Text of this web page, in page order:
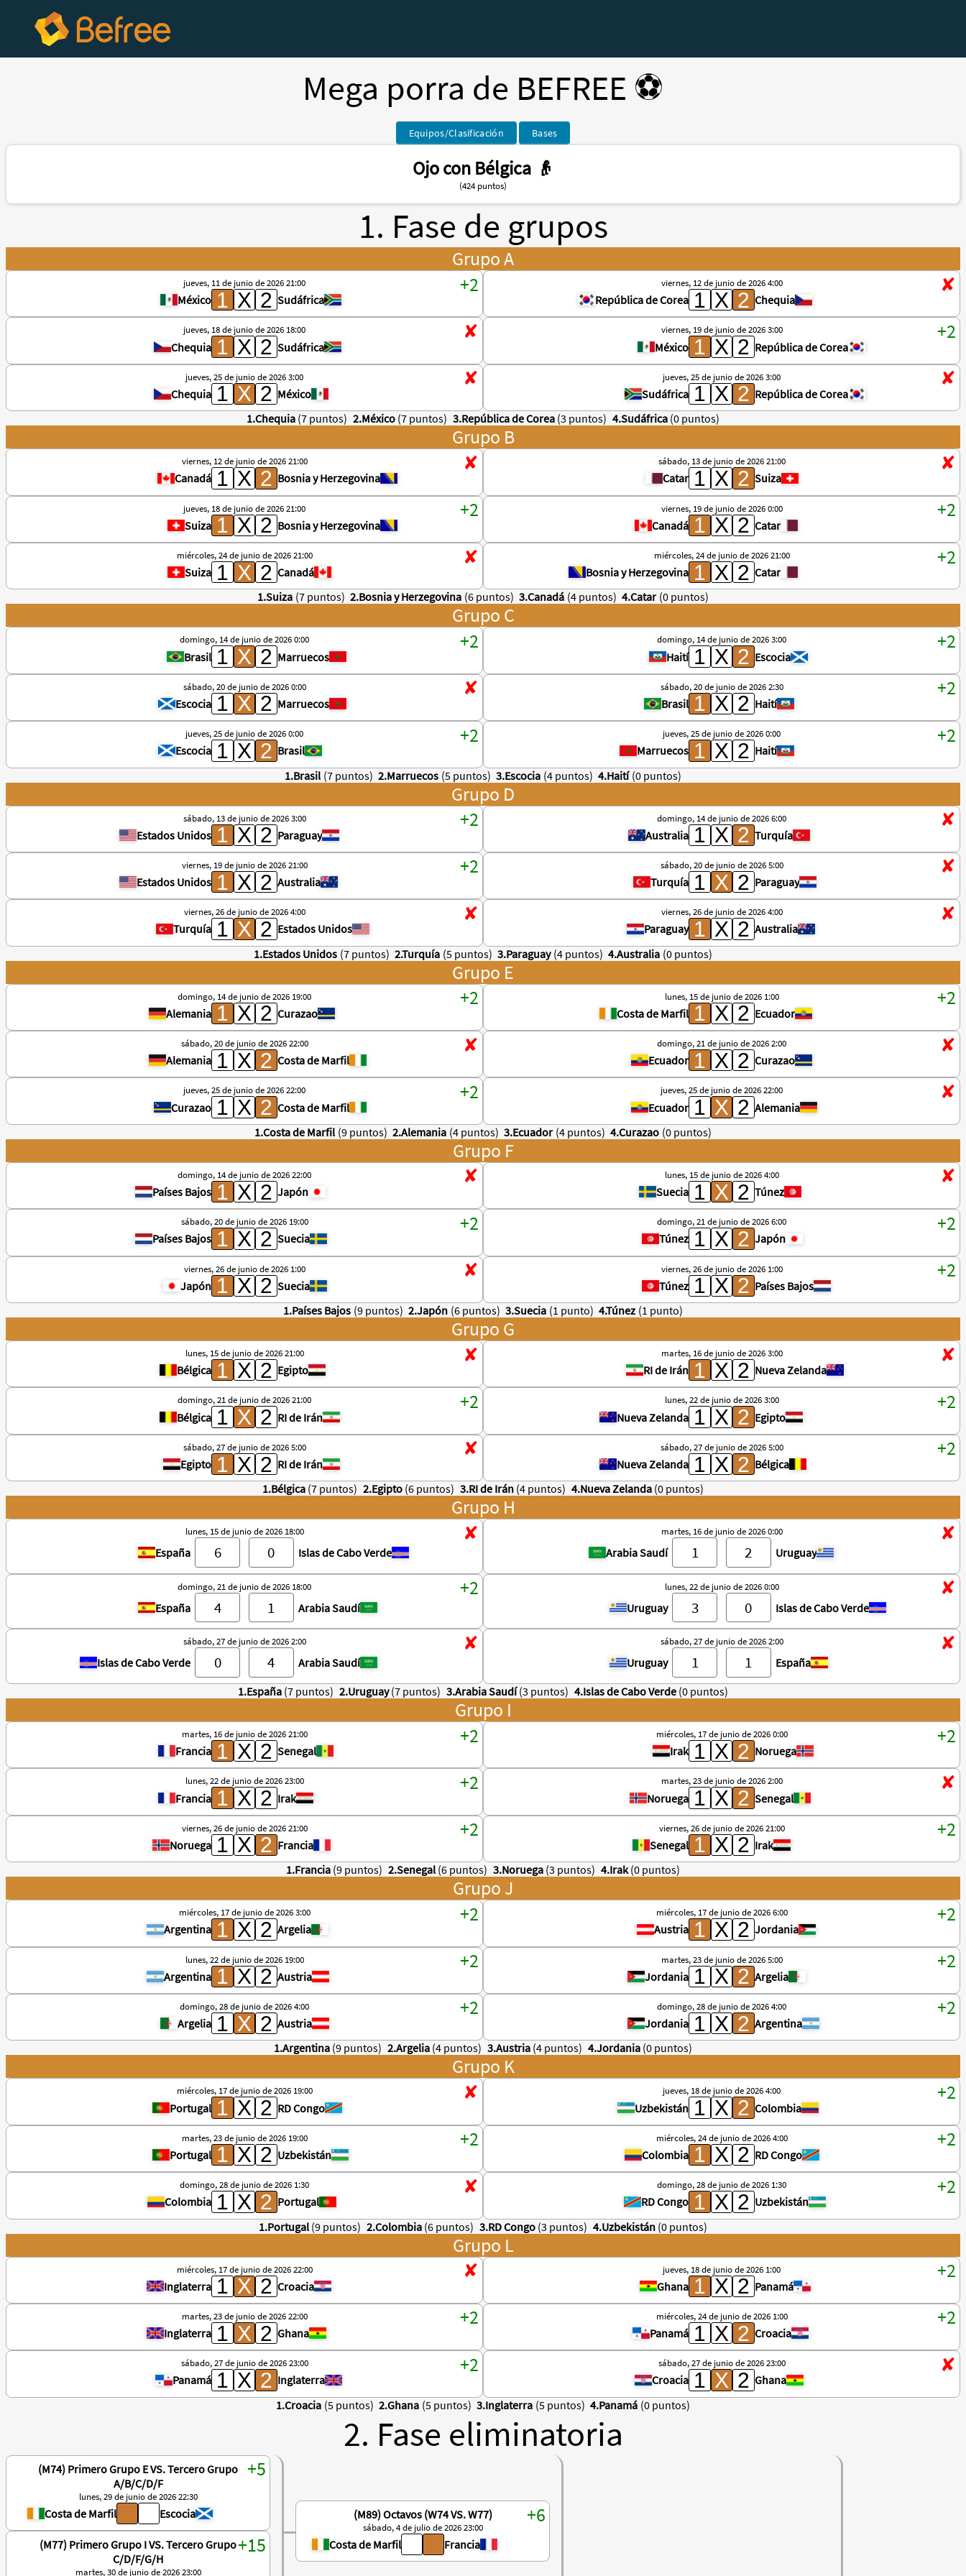
Mega porra de BEFREE ⚽️
Equipos/Clasificación Bases
Ojo con Bélgica 👴
(424 puntos)
1. Fase de grupos
Grupo A
jueves, 11 de junio de 2026 21:00
México Sudáfrica
viernes, 12 de junio de 2026 4:00
República de Corea Chequia
jueves, 18 de junio de 2026 18:00
Chequia Sudáfrica
viernes, 19 de junio de 2026 3:00
México República de Corea
jueves, 25 de junio de 2026 3:00
Chequia México
jueves, 25 de junio de 2026 3:00
Sudáfrica
República de Corea
1.Chequia (7 puntos) 2.México (7 puntos) 3.República de Corea (3 puntos) 4.Sudáfrica (0 puntos)
Grupo B
viernes, 12 de junio de 2026 21:00
Canadá Bosnia y Herzegovina
sábado, 13 de junio de 2026 21:00
Catar Suiza
jueves, 18 de junio de 2026 21:00
Suiza Bosnia y Herzegovina
viernes, 19 de junio de 2026 0:00
Canadá Catar
miércoles, 24 de junio de 2026 21:00
Suiza Canadá
miércoles, 24 de junio de 2026 21:00
Bosnia y Herzegovina
Catar
1.Suiza (7 puntos) 2.Bosnia y Herzegovina (6 puntos) 3.Canadá (4 puntos) 4.Catar (0 puntos)
Grupo C
domingo, 14 de junio de 2026 0:00
Brasil Marruecos
domingo, 14 de junio de 2026 3:00
Haití Escocia
sábado, 20 de junio de 2026 0:00
Escocia Marruecos
sábado, 20 de junio de 2026 2:30
Brasil Haití
jueves, 25 de junio de 2026 0:00
Escocia Brasil
jueves, 25 de junio de 2026 0:00
Marruecos
Haití
1.Brasil (7 puntos) 2.Marruecos (5 puntos) 3.Escocia (4 puntos) 4.Haití (0 puntos)
Grupo D
sábado, 13 de junio de 2026 3:00
Estados Unidos Paraguay
domingo, 14 de junio de 2026 6:00
Australia Turquía
viernes, 19 de junio de 2026 21:00
Estados Unidos Australia
sábado, 20 de junio de 2026 5:00
Turquía Paraguay
viernes, 26 de junio de 2026 4:00
Turquía Estados Unidos
viernes, 26 de junio de 2026 4:00
Paraguay
Australia
1.Estados Unidos (7 puntos) 2.Turquía (5 puntos) 3.Paraguay (4 puntos) 4.Australia (0 puntos)
Grupo E
domingo, 14 de junio de 2026 19:00
Alemania Curazao
lunes, 15 de junio de 2026 1:00
Costa de Marfil Ecuador
sábado, 20 de junio de 2026 22:00
Alemania Costa de Marfil
domingo, 21 de junio de 2026 2:00
Ecuador Curazao
jueves, 25 de junio de 2026 22:00
Curazao Costa de Marfil
jueves, 25 de junio de 2026 22:00
Ecuador
Alemania
1.Costa de Marfil (9 puntos) 2.Alemania (4 puntos) 3.Ecuador (4 puntos) 4.Curazao (0 puntos)
Grupo F
domingo, 14 de junio de 2026 22:00
Países Bajos Japón
lunes, 15 de junio de 2026 4:00
Suecia Túnez
sábado, 20 de junio de 2026 19:00
Países Bajos Suecia
domingo, 21 de junio de 2026 6:00
Túnez Japón
viernes, 26 de junio de 2026 1:00
Japón Suecia
viernes, 26 de junio de 2026 1:00
Túnez
Países Bajos
1.Países Bajos (9 puntos) 2.Japón (6 puntos) 3.Suecia (1 punto) 4.Túnez (1 punto)
Grupo G
lunes, 15 de junio de 2026 21:00
Bélgica Egipto
martes, 16 de junio de 2026 3:00
RI de Irán Nueva Zelanda
domingo, 21 de junio de 2026 21:00
Bélgica RI de Irán
lunes, 22 de junio de 2026 3:00
Nueva Zelanda Egipto
sábado, 27 de junio de 2026 5:00
Egipto RI de Irán
sábado, 27 de junio de 2026 5:00
Nueva Zelanda
Bélgica
1.Bélgica (7 puntos) 2.Egipto (6 puntos) 3.RI de Irán (4 puntos) 4.Nueva Zelanda (0 puntos)
Grupo H
lunes, 15 de junio de 2026 18:00
España Islas de Cabo Verde
martes, 16 de junio de 2026 0:00
Arabia Saudí Uruguay
domingo, 21 de junio de 2026 18:00
España Arabia Saudí
lunes, 22 de junio de 2026 0:00
Uruguay Islas de Cabo Verde
sábado, 27 de junio de 2026 2:00
Islas de Cabo Verde Arabia Saudí
sábado, 27 de junio de 2026 2:00
Uruguay
España
1.España (7 puntos) 2.Uruguay (7 puntos) 3.Arabia Saudí (3 puntos) 4.Islas de Cabo Verde (0 puntos)
Grupo I
martes, 16 de junio de 2026 21:00
Francia Senegal
miércoles, 17 de junio de 2026 0:00
Irak Noruega
lunes, 22 de junio de 2026 23:00
Francia Irak
martes, 23 de junio de 2026 2:00
Noruega Senegal
viernes, 26 de junio de 2026 21:00
Noruega Francia
viernes, 26 de junio de 2026 21:00
Senegal
Irak
1.Francia (9 puntos) 2.Senegal (6 puntos) 3.Noruega (3 puntos) 4.Irak (0 puntos)
Grupo J
miércoles, 17 de junio de 2026 3:00
Argentina Argelia
miércoles, 17 de junio de 2026 6:00
Austria Jordania
lunes, 22 de junio de 2026 19:00
Argentina Austria
martes, 23 de junio de 2026 5:00
Jordania Argelia
domingo, 28 de junio de 2026 4:00
Argelia Austria
domingo, 28 de junio de 2026 4:00
Jordania
Argentina
1.Argentina (9 puntos) 2.Argelia (4 puntos) 3.Austria (4 puntos) 4.Jordania (0 puntos)
Grupo K
miércoles, 17 de junio de 2026 19:00
Portugal RD Congo
jueves, 18 de junio de 2026 4:00
Uzbekistán Colombia
martes, 23 de junio de 2026 19:00
Portugal Uzbekistán
miércoles, 24 de junio de 2026 4:00
Colombia RD Congo
domingo, 28 de junio de 2026 1:30
Colombia Portugal
domingo, 28 de junio de 2026 1:30
RD Congo
Uzbekistán
1.Portugal (9 puntos) 2.Colombia (6 puntos) 3.RD Congo (3 puntos) 4.Uzbekistán (0 puntos)
Grupo L
miércoles, 17 de junio de 2026 22:00
Inglaterra Croacia
jueves, 18 de junio de 2026 1:00
Ghana Panamá
martes, 23 de junio de 2026 22:00
Inglaterra Ghana
miércoles, 24 de junio de 2026 1:00
Panamá Croacia
sábado, 27 de junio de 2026 23:00
Panamá Inglaterra
sábado, 27 de junio de 2026 23:00
Croacia
Ghana
1.Croacia (5 puntos) 2.Ghana (5 puntos) 3.Inglaterra (5 puntos) 4.Panamá (0 puntos)
2. Fase eliminatoria
(M74) Primero Grupo E VS. Tercero Grupo
A/B/C/D/F
lunes, 29 de junio de 2026 22:30
Costa de Marfil Escocia
(M77) Primero Grupo I VS. Tercero Grupo
C/D/F/G/H
martes, 30 de junio de 2026 23:00
(M89) Octavos (W74 VS. W77)
sábado, 4 de julio de 2026 23:00
Costa de Marfil Francia